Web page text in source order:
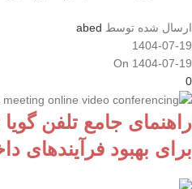
ارسال شده توسط abed
1404-07-19
On 1404-07-19
0
راهنمای جامع تلفن
برای بهبود